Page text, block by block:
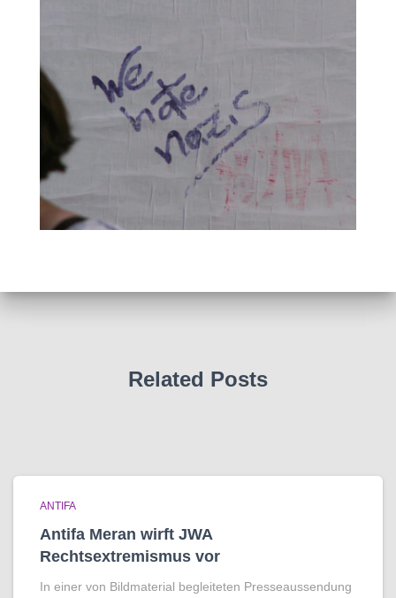
Related Posts
ANTIFA
Antifa Meran wirft JWA
Rechtsextremismus vor
In einer von Bildmaterial begleiteten Presseaussendung